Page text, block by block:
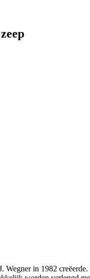
Wegner in 1982